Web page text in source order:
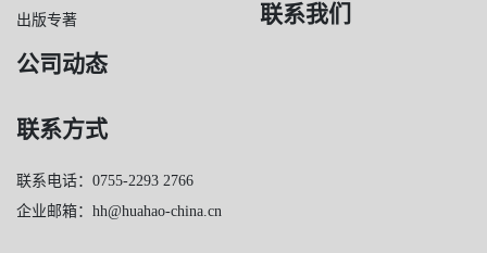
出版专著
公司动态
联系我们
联系方式
联系电话：0755-2293 2766
企业邮箱：hh@huahao-china.cn